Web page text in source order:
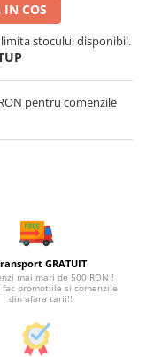
COS
stocului disponibil.
pentru comenzile
GRATUIT
mai mari de 500 RON !
fac promotiile si comenzile
din afara tarii!!